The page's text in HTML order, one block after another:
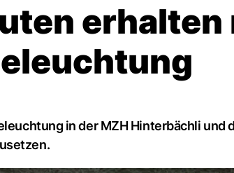
erhalten
in der MZH Hinterbächli und